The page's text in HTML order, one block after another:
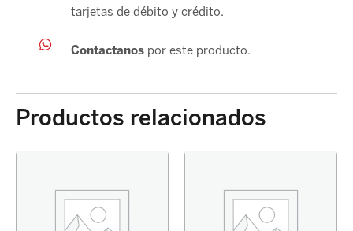
tarjetas de débito y crédito.
Contactanospor este producto.
Productos relacionados